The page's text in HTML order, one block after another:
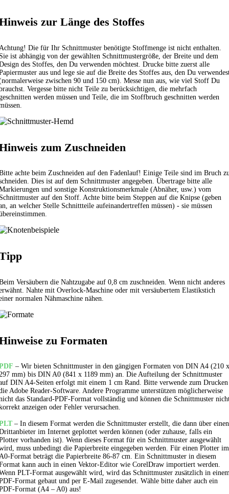
zur Länge des Stoffes
Die für Ihr Schnittmuster benötigte Stoffmenge ist nicht enthalten.
ist abhängig von der gewählten Schnittmustergröße, der Breite und dem
des Stoffes, den Du verwenden möchtest. Drucke bitte zuerst alle
aus und lege sie auf die Breite des Stoffes aus, den Du
zwischen 90 und 150 cm). Messe nun aus, wie viel Stoff Du
Vergesse bitte nicht Teile zu berücksichtigen, die mehrfach
werden müssen und Teile, die im Stoffbruch geschnitten werden
zum Zuschneiden
achte beim Zuschneiden auf den Fadenlauf! Einige Teile sind im Bruch
Dies ist auf dem Schnittmuster angegeben. Übertrage bitte alle
und sonstige Konstruktionsmerkmale (Abnäher, usw.) vom
auf den Stoff. Achte bitte beim Steppen auf die Knipse (geben
an welcher Stelle Schnittteile aufeinandertreffen müssen) - sie müssen
Versäubern die Nahtzugabe auf 0,8 cm zuschneiden. Wenn nicht anderes
Nahte mit Overlock-Maschine oder mit versäubertem Elastikstich
normalen Nähmaschine nähen.
zu Formaten
– Wir bieten Schnittmuster in den gängigen Formaten von DIN A4 (210 x
mm) bis DIN A0 (841 x 1189 mm) an. Die Aufteilung der Schnittmuster
DIN A4-Seiten erfolgt mit einem 1 cm Rand. Bitte verwende zum Drucken
Adobe Reader-Software. Andere Programme unterstützen möglicherweise
das Standard-PDF-Format vollständig und können die Schnittmuster
anzeigen oder Fehler verursachen.
– In diesem Format werden die Schnittmuster erstellt, die dann über einen
im Internet geplottet werden können (oder zuhause, falls ein
vorhanden ist). Wenn dieses Format für ein Schnittmuster ausgewählt
muss unbedingt die Papierbreite eingegeben werden. Für einen Plotter im
Format beträgt die Papierbreite 86-87 cm. Ein Schnittmuster in diesem
kann auch in einen Vektor-Editor wie CorelDraw importiert werden.
PLT-Format ausgewählt wird, wird das Schnittmuster zusätzlich in
Format gebaut und per E-Mail zugesendet. Wähle bitte daher auch ein
Format (A4 – A0) aus!